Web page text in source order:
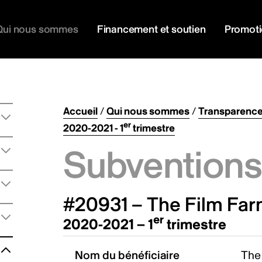
nous sommes Financement et soutien
Accueil/Qui nous sommes/
2020-2021 - 1ertrimestre
#20931 – The Film
2020-2021 – 1er trimestre
Nom du bénéficiaire